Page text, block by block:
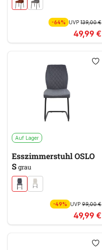
-64% UVP 139,00 €
49,99 €
Auf Lager
Esszimmerstuhl OSLO
Sgrau
-49% UVP 99,00 €
49,99 €